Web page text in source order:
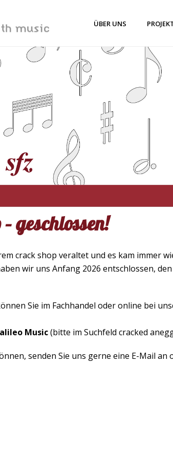
ÜBER UNS
geschlossen!
crack shop veraltet und es kam immer
wir uns Anfang 2026 entschlossen,
Sie im Fachhandel oder online bei
Music(bitte im Suchfeld cracked
senden Sie uns gerne eine E-Mail an